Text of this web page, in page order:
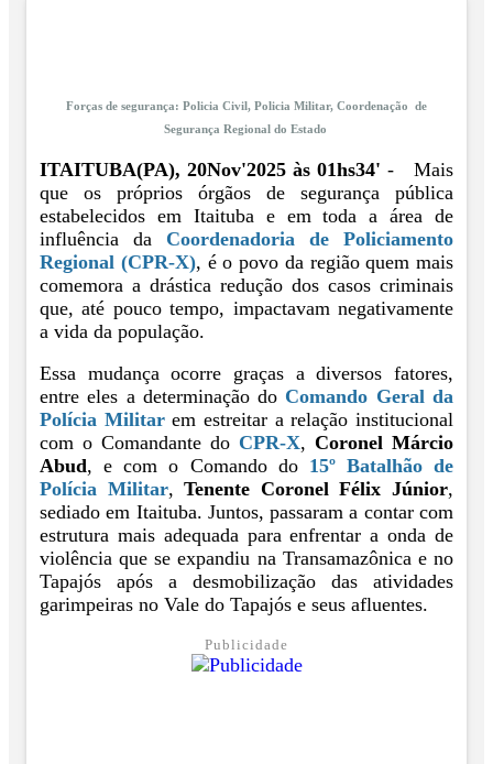
Forças de segurança: Policia Civil, Policia Militar, Coordenação de
Segurança Regional do Estado
ITAITUBA(PA), 20Nov'2025 às 01hs34' - Mais
que os próprios órgãos de segurança pública
estabelecidos em Itaituba e em toda a área de
influência da Coordenadoria de Policiamento
Regional (CPR-X), é o povo da região quem mais
comemora a drástica redução dos casos criminais
que, até pouco tempo, impactavam negativamente
a vida da população.
Essa mudança ocorre graças a diversos fatores,
entre eles a determinação do Comando Geral da
Polícia Militar em estreitar a relação institucional
com o Comandante do CPR-X, Coronel Márcio
Abud, e com o Comando do 15º Batalhão de
Polícia Militar,Tenente Coronel Félix Júnior,
sediado em Itaituba. Juntos, passaram a contar com
estrutura mais adequada para enfrentar a onda de
violência que se expandiu na Transamazônica e no
Tapajós após a desmobilização das atividades
garimpeiras no Vale do Tapajós e seus afluentes.
Publicidade